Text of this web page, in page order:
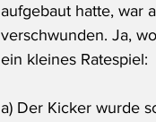
aufgebaut hatte, war
verschwunden. Ja,
ein kleines Ratespiel:
a) Der Kicker wurde